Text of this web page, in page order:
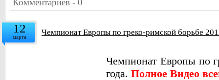
Комментариев - 0
12
марта Чемпионат Европы по греко-римской борьбе
Чемпионат Европы по
года. Полное Видео